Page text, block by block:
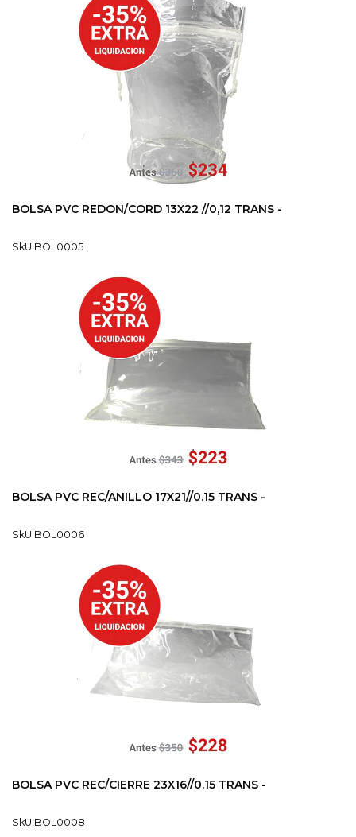
BOLSA PVC REDON/CORD 13X22 //0,12 TRANS -
SkU:BOL0005
BOLSA PVC REC/ANILLO 17X21//0.15 TRANS -
SkU:BOL0006
BOLSA PVC REC/CIERRE 23X16//0.15 TRANS -
SkU:BOL0008